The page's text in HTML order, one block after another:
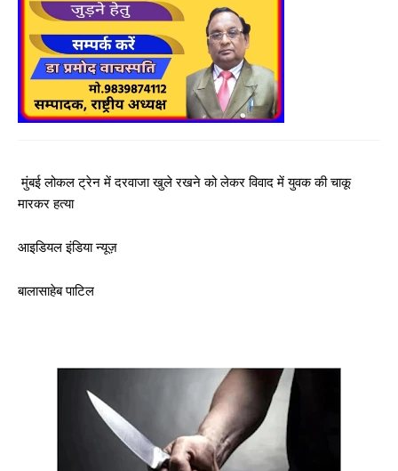
मुंबई लोकल ट्रेन में दरवाजा खुले रखने को लेकर विवाद में युवक की चाकू
मारकर हत्या
आइडियल इंडिया न्यूज़
बालासाहेब पाटिल